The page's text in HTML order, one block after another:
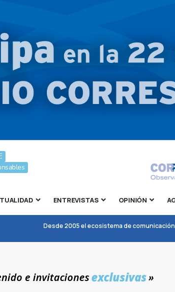
ENTREVISTAS OPINIÓN
Desde 2005 el ecosistema de comunicación
e invitacionesexclusivas»